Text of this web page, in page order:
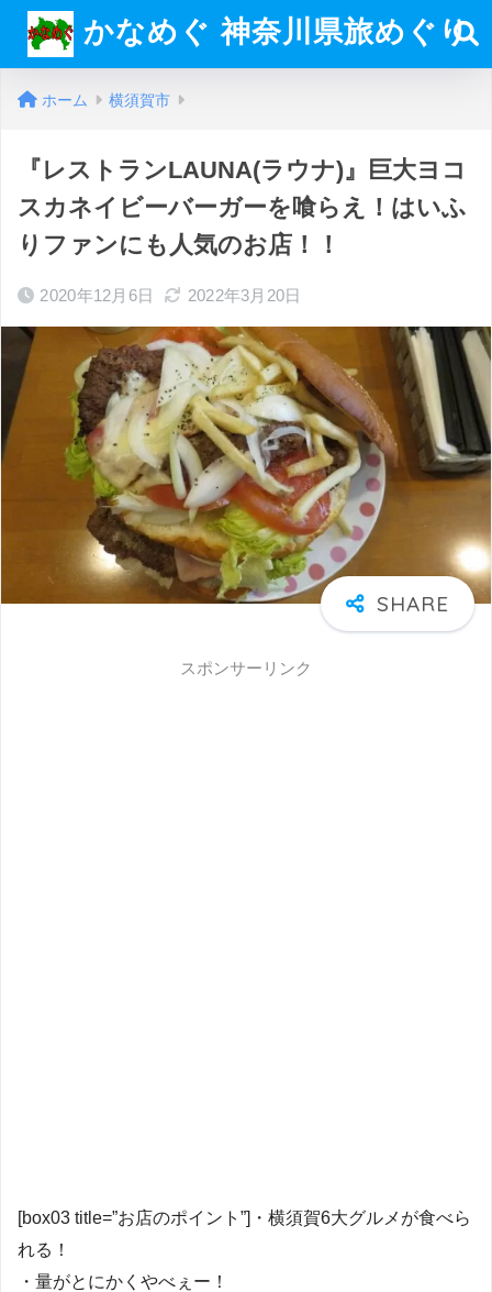
かなめぐ 神奈川県旅めぐり
ホーム 横須賀市
『レストランLAUNA(ラウナ)』巨大ヨコ
スカネイビーバーガーを喰らえ！はいふ
りファンにも人気のお店！！
2020年12月6日 2022年3月20日
スポンサーリンク
[box03 title=”お店のポイント”]・横須賀6大グルメが食べら
れる！
・量がとにかくやべぇー！